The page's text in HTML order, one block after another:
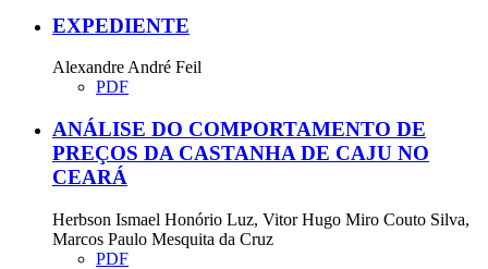
EXPEDIENTE
Alexandre André Feil
PDF
ANÁLISE DO COMPORTAMENTO DE
PREÇOS DA CASTANHA DE CAJU NO
CEARÁ
Herbson Ismael Honório Luz, Vitor Hugo Miro Couto Silva,
Marcos Paulo Mesquita da Cruz
PDF